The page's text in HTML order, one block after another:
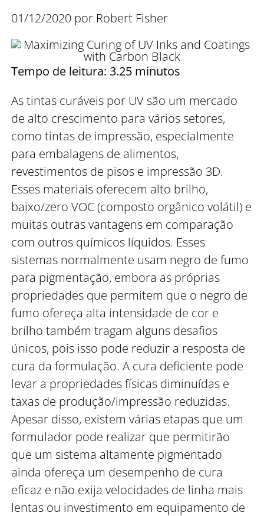
01/12/2020 por Robert Fisher
Tempo de leitura: 3.25 minutos
As tintas curáveis por UV são um mercado
de alto crescimento para vários setores,
como tintas de impressão, especialmente
para embalagens de alimentos,
revestimentos de pisos e impressão 3D.
Esses materiais oferecem alto brilho,
baixo/zero VOC (composto orgânico volátil) e
muitas outras vantagens em comparação
com outros químicos líquidos. Esses
sistemas normalmente usam negro de fumo
para pigmentação, embora as próprias
propriedades que permitem que o negro de
fumo ofereça alta intensidade de cor e
brilho também tragam alguns desafios
únicos, pois isso pode reduzir a resposta de
cura da formulação. A cura deficiente pode
levar a propriedades físicas diminuídas e
taxas de produção/impressão reduzidas.
Apesar disso, existem várias etapas que um
formulador pode realizar que permitirão
que um sistema altamente pigmentado
ainda ofereça um desempenho de cura
eficaz e não exija velocidades de linha mais
lentas ou investimento em equipamento de